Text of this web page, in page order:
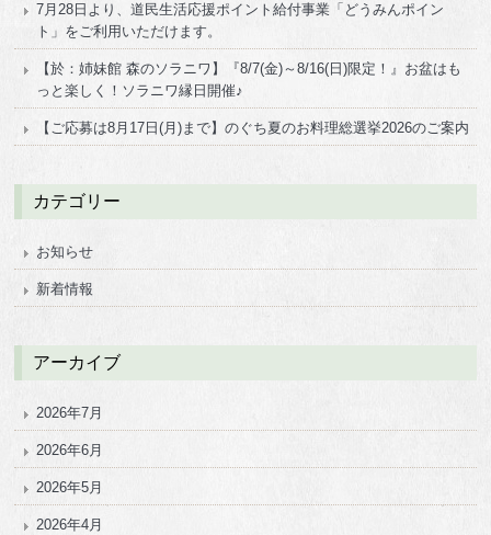
7月28日より、道民生活応援ポイント給付事業「どうみんポイン
ト」をご利用いただけます。
【於：姉妹館 森のソラニワ】『8/7(金)～8/16(日)限定！』お盆はも
っと楽しく！ソラニワ縁日開催♪
【ご応募は8月17日(月)まで】のぐち夏のお料理総選挙2026のご案内
カテゴリー
お知らせ
新着情報
アーカイブ
2026年7月
2026年6月
2026年5月
2026年4月